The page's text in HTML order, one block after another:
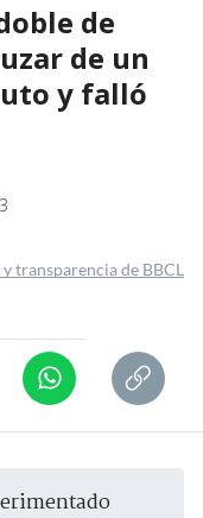
de
de un
y falló
y transparencia de BBCL